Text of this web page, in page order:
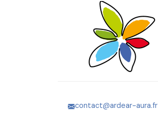
contact@ardear-aura.fr